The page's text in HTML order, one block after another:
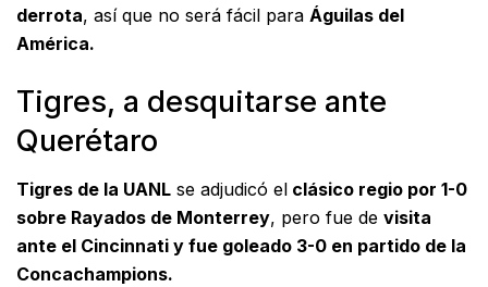
derrota, así que no será fácil para Águilas del
América.
Tigres, a desquitarse ante
Querétaro
Tigres de la UANL se adjudicó el clásico regio por 1-0
sobre Rayados de Monterrey, pero fue de visita
ante el Cincinnati y fue goleado 3-0 en partido de la
Concachampions.